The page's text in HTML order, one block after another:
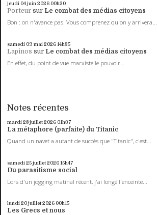
jeudi 04juin 2026 00h20
Porteur sur Le combat des médias citoyens
Bon : on n'avance pas. Vous comprenez qu'on y arrivera...
samedi 09 mai 202614h35
Lapinos sur Le combat des médias citoyens
En effet, du point de vue marxiste le pouvoir...
Notes récentes
mardi 28juillet 2026 01h37
La métaphore (parfaite) du Titanic
Quand un navet a autant de succès que "Titanic", c'est...
samedi 25juillet 202615h47
Du parasitisme social
Lors d'un jogging matinal récent, j'ai longé l'enceinte...
lundi 20juillet 2026 00h15
Les Grecs et nous